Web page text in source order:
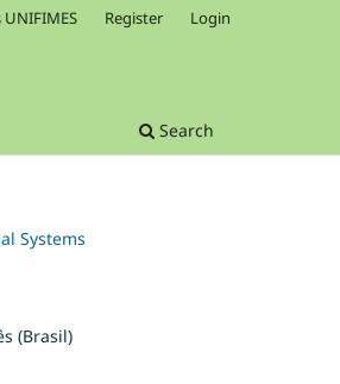
Search
Register Login
Systems
(Brasil)